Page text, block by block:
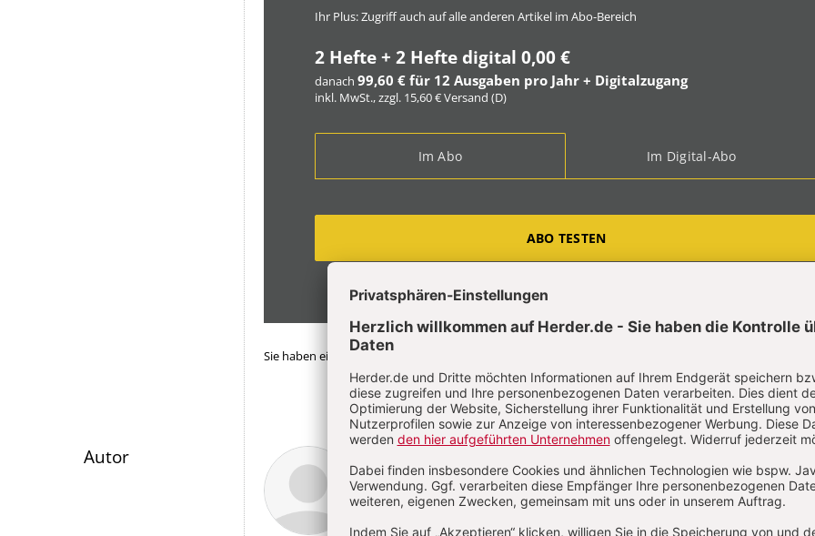
Ihr Plus: Zugriff auch auf alle anderen Artikel im Abo-Bereich
2 Hefte + 2 Hefte digital 0,00 €
danach 99,60 € für 12 Ausgaben pro Jahr + Digitalzugang
inkl. MwSt., zzgl. 15,60 € Versand (D)
Im Abo Im Digital-Abo
ABO TESTEN
Sie haben ein Abonnement?
Überschrift
Autor